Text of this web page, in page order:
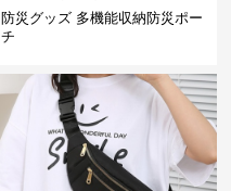
防災グッズ 多機能収納防災ポー
チ